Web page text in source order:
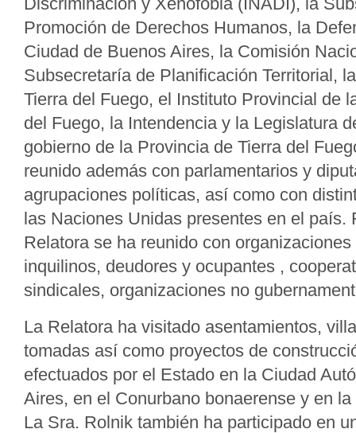
Promoción de Derechos Humanos, la
Ciudad de Buenos Aires, la Comisión
Subsecretaría de Planificación Territorial,
Tierra del Fuego, el Instituto Provincial de
del Fuego, la Intendencia y la Legislatura
gobierno de la Provincia de Tierra del
reunido además con parlamentarios y
agrupaciones políticas, así como con
las Naciones Unidas presentes en el país.
Relatora se ha reunido con
inquilinos, deudores y ocupantes ,
sindicales, organizaciones no
La Relatora ha visitado asentamientos,
tomadas así como proyectos de
efectuados por el Estado en la Ciudad
Aires, en el Conurbano bonaerense y en
La Sra. Rolnik también ha participado en